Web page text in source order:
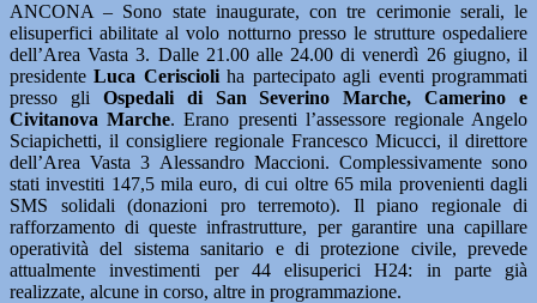
ANCONA – Sono state inaugurate, con tre cerimonie serali, le
elisuperfici abilitate al volo notturno presso le strutture ospedaliere
dell’Area Vasta 3. Dalle 21.00 alle 24.00 di venerdì 26 giugno, il
presidenteLuca Ceriscioliha partecipato agli eventi programmati
presso gli Ospedali di San Severino Marche, Camerino e
Civitanova Marche. Erano presenti l’assessore regionale Angelo
Sciapichetti, il consigliere regionale Francesco Micucci, il direttore
dell’Area Vasta 3 Alessandro Maccioni. Complessivamente sono
stati investiti 147,5 mila euro, di cui oltre 65 mila provenienti dagli
SMS solidali (donazioni pro terremoto). Il piano regionale di
rafforzamento di queste infrastrutture, per garantire una capillare
operatività del sistema sanitario e di protezione civile, prevede
attualmente investimenti per 44 elisuperici H24: in parte già
realizzate, alcune in corso, altre in programmazione.